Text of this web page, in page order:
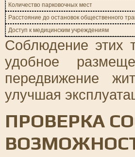
Количество парковочных мест
Расстояние до остановок общественного
Доступ к медицинским учреждениям
Соблюдение этих
удобное
передвижение
улучшая
ПРОВЕРКА